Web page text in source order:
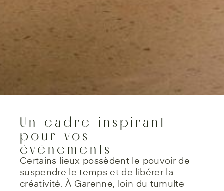
Un cadre inspirant
pour vos
événements
Certains lieux possèdent le pouvoir de
suspendre le temps et de libérer la
créativité. À Garenne, loin du tumulte